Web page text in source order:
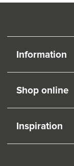
Information
Shop online
Inspiration